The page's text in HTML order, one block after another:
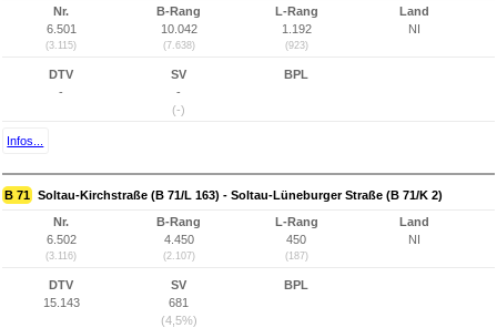
Nr.
6.501
(3.115)
B-Rang
10.042
(7.638)
L-Rang
1.192
(923)
Land
NI
DTV
-
SV
-
(-)
BPL
Infos...
B 71 Soltau-Kirchstraße (B 71/L 163) - Soltau-Lüneburger Straße (B 71/K 2)
Nr.
6.502
(3.116)
B-Rang
4.450
(2.107)
L-Rang
450
(187)
Land
NI
DTV
15.143
SV
681
(4,5%)
BPL